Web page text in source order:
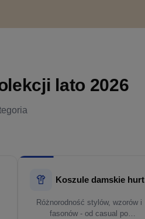
lato 2026
Koszule damskie hurt
Różnorodność stylów, wzorów i
fasonów - od casual po